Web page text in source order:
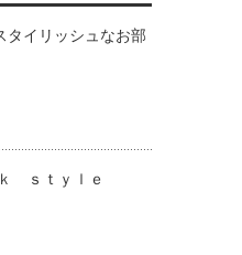
タイリッシュなお部
ｓｔｙｌｅ